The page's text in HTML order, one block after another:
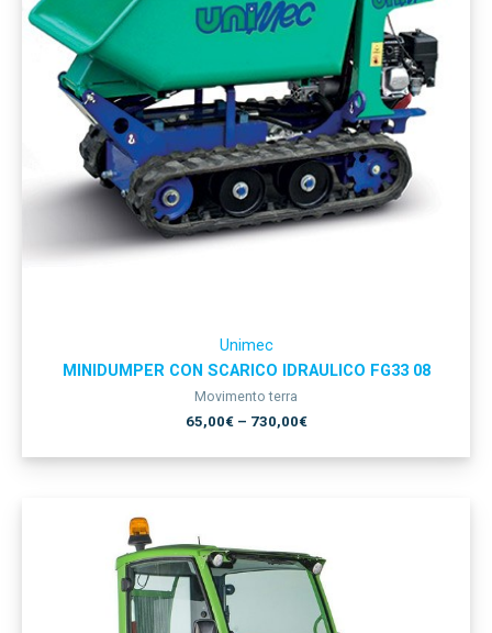
Unimec
MINIDUMPER CON SCARICO IDRAULICO FG33 08
Movimento terra
65,00€– 730,00€